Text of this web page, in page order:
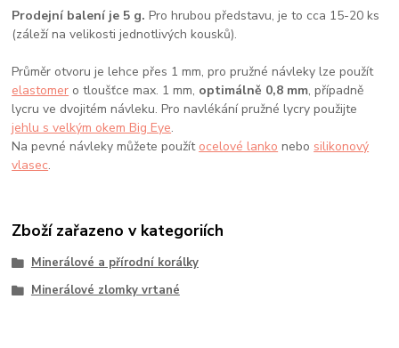
Prodejní balení je 5 g. Pro hrubou představu, je to cca 15-20 ks
(záleží na velikosti jednotlivých kousků).
Průměr otvoru je lehce přes 1 mm, pro pružné návleky lze použít
elastomer o tloušťce max. 1 mm, optimálně 0,8 mm, případně
lycru ve dvojitém návleku. Pro navlékání pružné lycry použijte
jehlu s velkým okem Big Eye.
Na pevné návleky můžete použít ocelové lanko nebo silikonový
vlasec.
Zboží zařazeno v kategoriích
Minerálové a přírodní korálky
Minerálové zlomky vrtané